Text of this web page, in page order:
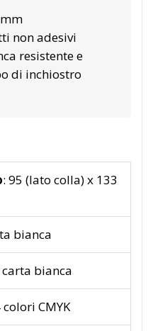
non adesivi
resistente e
di inchiostro
: 95 (lato colla) x 133
bianca
bianca
CMYK